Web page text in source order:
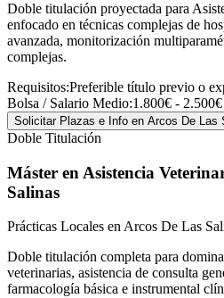
Doble titulación proyectada para
enfocado en técnicas complejas de
avanzada, monitorización
complejas.
Requisitos:Preferible título previo o
Bolsa / Salario Medio:1.800€ -
Solicitar Plazas e Info en Arcos De Las
Doble Titulación
Máster en Asistencia
Salinas
Prácticas Locales en Arcos De Las
Doble titulación completa para
veterinarias, asistencia de consulta
farmacología básica e instrumental